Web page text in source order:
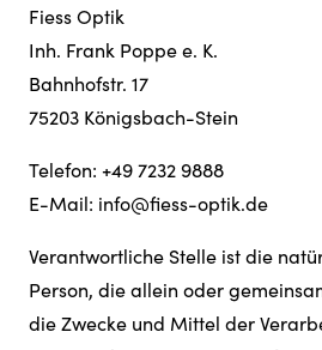
Fiess Optik
Inh. Frank Poppe e. K.
Bahnhofstr. 17
75203 Königsbach-Stein
Telefon: +49 7232 9888
E-Mail: info@fiess-optik.de
Verantwortliche Stelle ist die
Person, die allein oder
die Zwecke und Mittel der